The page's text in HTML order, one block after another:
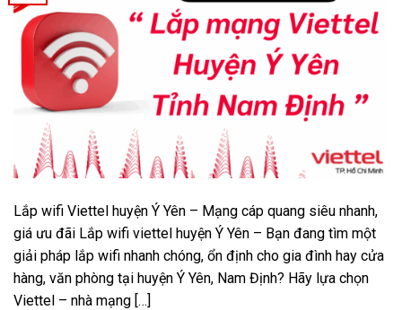
Lắp wifi Viettel huyện Ý Yên – Mạng cáp quang siêu nhanh,
giá ưu đãi Lắp wifi viettel huyện Ý Yên – Bạn đang tìm một
giải pháp lắp wifi nhanh chóng, ổn định cho gia đình hay cửa
hàng, văn phòng tại huyện Ý Yên, Nam Định? Hãy lựa chọn
Viettel – nhà mạng […]